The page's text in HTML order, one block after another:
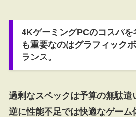
4KゲーミングPCのコスパを
も重要なのはグラフィック
ランス。
過剰なスペックは予算の無駄遣
逆に性能不足では快適なゲーム